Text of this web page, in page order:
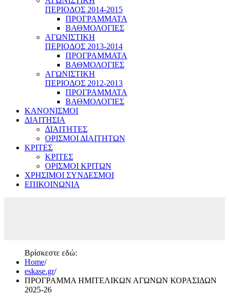
ΠΕΡΙΟΔΟΣ 2014-2015
ΠΡΟΓΡΑΜΜΑΤΑ
ΒΑΘΜΟΛΟΓΙΕΣ
ΑΓΩΝΙΣΤΙΚΗ
ΠΕΡΙΟΔΟΣ 2013-2014
ΠΡΟΓΡΑΜΜΑΤΑ
ΒΑΘΜΟΛΟΓΙΕΣ
ΑΓΩΝΙΣΤΙΚΗ
ΠΕΡΙΟΔΟΣ 2012-2013
ΠΡΟΓΡΑΜΜΑΤΑ
ΒΑΘΜΟΛΟΓΙΕΣ
ΚΑΝΟΝΙΣΜΟΙ
ΔΙΑΙΤΗΣΙΑ
ΔΙΑΙΤΗΤΕΣ
ΟΡΙΣΜΟΙ ΔΙΑΙΤΗΤΩΝ
ΚΡΙΤΕΣ
ΚΡΙΤΕΣ
ΟΡΙΣΜΟΙ ΚΡΙΤΩΝ
ΧΡΗΣΙΜΟΙ ΣΥΝΔΕΣΜΟΙ
ΕΠΙΚΟΙΝΩΝΙΑ
Βρίσκεστε εδώ:
Home/
eskase.gr/
ΠΡΟΓΡΑΜΜΑ ΗΜΙΤΕΛΙΚΩΝ ΑΓΩΝΩΝ ΚΟΡΑΣΙΔΩΝ
2025-26